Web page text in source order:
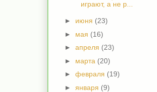
играют, а не р...
► июня (23)
► мая (16)
► апреля (23)
► марта (20)
► февраля (19)
► января (9)